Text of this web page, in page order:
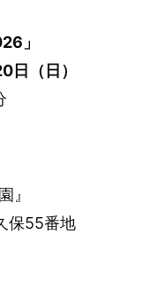
」
（日）
』
保55番地